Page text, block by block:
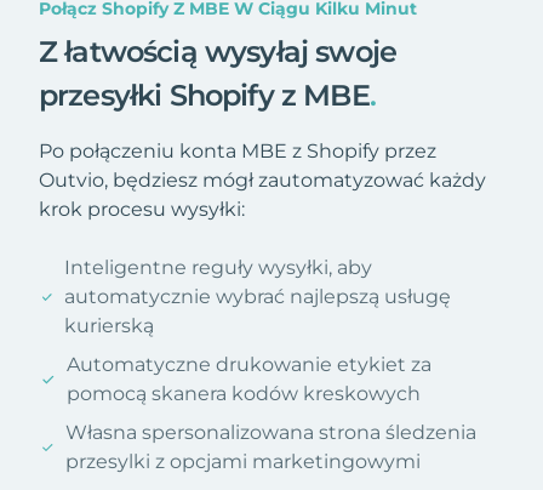
Połącz Shopify Z MBE W Ciągu Kilku Minut
Z łatwością wysyłaj swoje
przesyłki Shopify z MBE.
Po połączeniu konta MBE z Shopify przez
Outvio, będziesz mógł zautomatyzować każdy
krok procesu wysyłki:
Inteligentne reguły wysyłki, aby
automatycznie wybrać najlepszą usługę
kurierską
Automatyczne drukowanie etykiet za
pomocą skanera kodów kreskowych
Własna spersonalizowana strona śledzenia
przesylki z opcjami marketingowymi